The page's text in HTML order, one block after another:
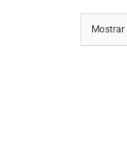
Mostrar